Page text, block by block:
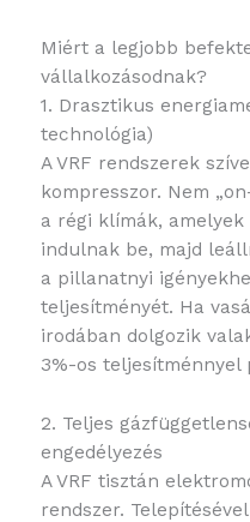
Miért a legjobb
vállalkozásodnak?
1. Drasztikus
technológia)
A VRF rendszerek
kompresszor. Nem
a régi klímák,
indulnak be, majd
a pillanatnyi
teljesítményét. Ha
irodában dolgozik
3%-os teljesítménnyel
2. Teljes
engedélyezés
A VRF tisztán
rendszer.